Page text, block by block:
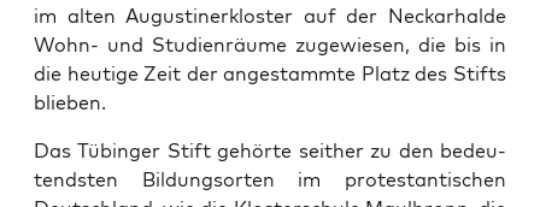
im alten Augustin­erk­loster auf der Neckarhalde
Wohn- und Stu­di­en­räume zugewiesen, die bis in
die heutige Zeit der anges­tammte Platz des Stifts
blieben.
Das Tübinger Stift gehörte sei­ther zu den bedeu­
tend­sten Bil­dung­sorten im protes­tantis­chen